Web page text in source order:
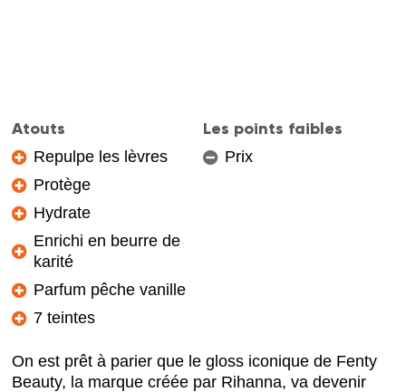
Atouts
Repulpe les lèvres
Protège
Hydrate
Enrichi en beurre de
karité
Parfum pêche vanille
7 teintes
Les points faibles
Prix
On est prêt à parier que le gloss iconique de Fenty
Beauty, la marque créée par Rihanna, va devenir